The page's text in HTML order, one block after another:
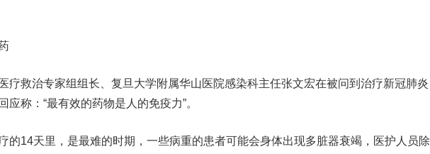
救治专家组组长、复旦大学附属华山医院感染科主任张文宏在被问到治疗新冠肺炎
称：“最有效的药物是人的免疫力”。
14天里，是最难的时期，一些病重的患者可能会身体出现多脏器衰竭，医护人员除